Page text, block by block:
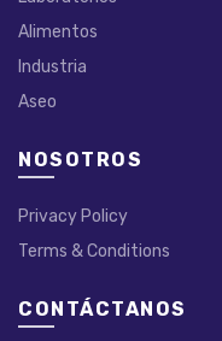
Alimentos
Industria
Aseo
NOSOTROS
Privacy Policy
Terms & Conditions
CONTÁCTANOS